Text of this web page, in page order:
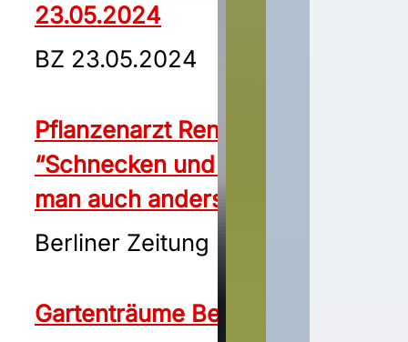
23.05.2024
BZ 23.05.2024
Pflanzenarzt René Wadas:
“Schnecken und Blattläuse kann
man auch anders bekämpfen
Berliner Zeitung 24.05.2024
Gartenträume Berlin